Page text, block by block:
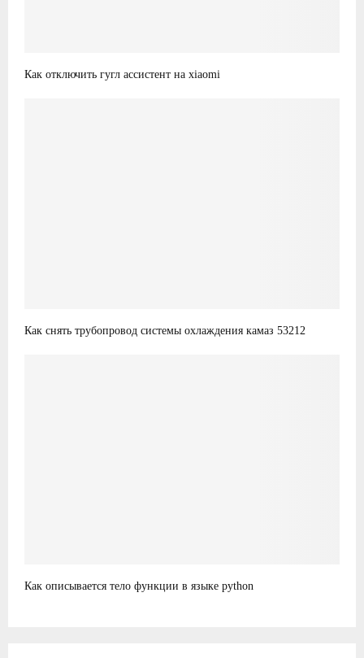
Как отключить гугл ассистент на xiaomi
Как снять трубопровод системы охлаждения камаз 53212
Как описывается тело функции в языке python